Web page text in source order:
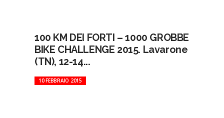
100 KM DEI FORTI – 1000 GROBBE
BIKE CHALLENGE 2015. Lavarone
(TN), 12-14...
10 FEBBRAIO 2015